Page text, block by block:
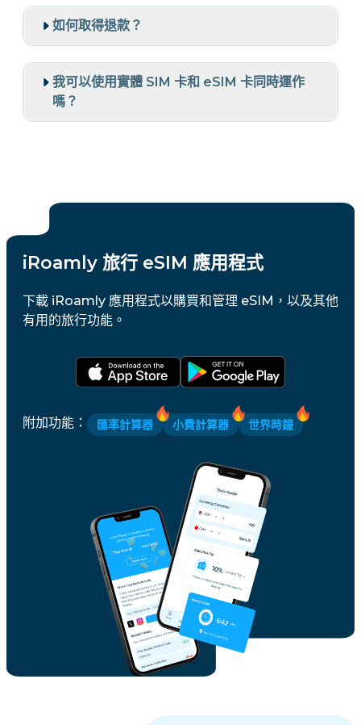
如何取得退款？
我可以使用實體 SIM 卡和 eSIM 卡同時運作
嗎？
iRoamly 旅行 eSIM 應用程式
下載 iRoamly 應用程式以購買和管理 eSIM，以及其他
有用的旅行功能。
附加功能 ： 匯率計算器 小費計算器 世界時鐘